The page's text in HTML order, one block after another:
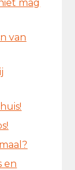
mag
van
en